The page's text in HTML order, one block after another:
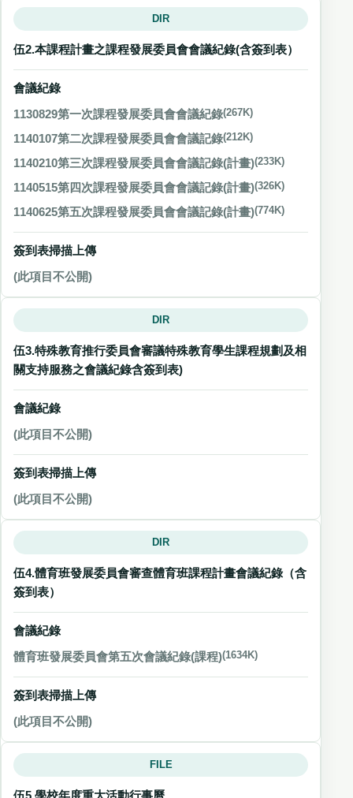
DIR
伍2.本課程計畫之課程發展委員會會議紀錄(含簽到表）
會議紀錄
1130829第一次課程發展委員會會議紀錄(267K)
1140107第二次課程發展委員會會議記錄(212K)
1140210第三次課程發展委員會會議記錄(計畫)(233K)
1140515第四次課程發展委員會會議記錄(計畫)(326K)
1140625第五次課程發展委員會會議記錄(計畫)(774K)
簽到表掃描上傳
(此項目不公開)
DIR
伍3.特殊教育推行委員會審議特殊教育學生課程規劃及相
關支持服務之會議紀錄含簽到表)
會議紀錄
(此項目不公開)
簽到表掃描上傳
(此項目不公開)
DIR
伍4.體育班發展委員會審查體育班課程計畫會議紀錄（含
簽到表）
會議紀錄
體育班發展委員會第五次會議紀錄(課程)(1634K)
簽到表掃描上傳
(此項目不公開)
FILE
伍5.學校年度重大活動行事曆